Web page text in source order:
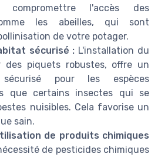
compromettre l'accès des
les abeilles, qui sont
de votre potager.
sécurisé : L'installation du
des piquets robustes, offre un
sécurisé pour les espèces
que certains insectes qui se
nuisibles. Cela favorise un
sain.
de produits chimiques
de pesticides chimiques